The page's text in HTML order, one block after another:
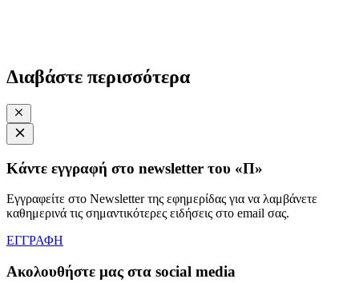
Διαβάστε περισσότερα
Κάντε εγγραφή στο newsletter του «Π»
Εγγραφείτε στο Newsletter της εφημερίδας για να λαμβάνετε
καθημερινά τις σημαντικότερες ειδήσεις στο email σας.
ΕΓΓΡΑΦΗ
Ακολουθήστε μας στα social media